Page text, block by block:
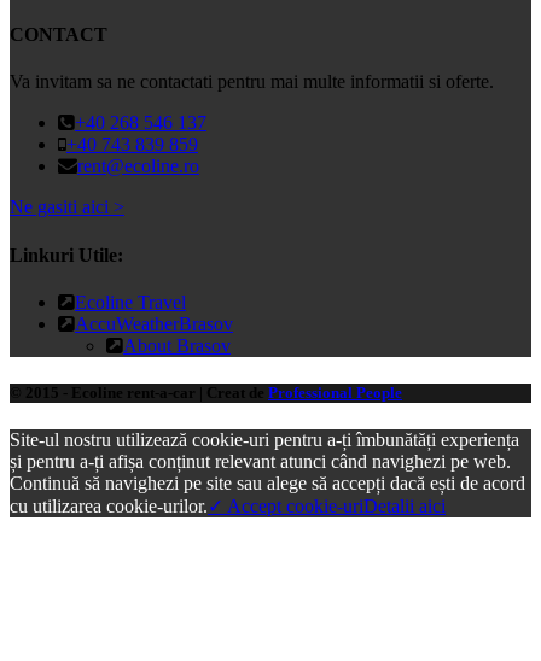
CONTACT
Va invitam sa ne contactati pentru mai multe informatii si oferte.
+40 268 546 137
+40 743 839 859
rent@ecoline.ro
Ne gasiti aici >
Linkuri Utile:
Ecoline Travel
AccuWeatherBrasov
About Brasov
© 2015 - Ecoline rent-a-car | Creat de Professional People
Site-ul nostru utilizează cookie-uri pentru a-ți îmbunătăți experiența
și pentru a-ți afișa conținut relevant atunci când navighezi pe web.
Continuă să navighezi pe site sau alege să accepți dacă ești de acord
cu utilizarea cookie-urilor.✓ Accept cookie-uriDetalii aici